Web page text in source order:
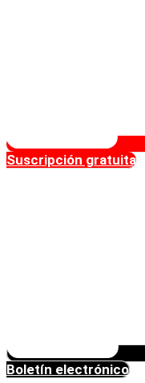
Suscripción gratuita
Boletín electrónico